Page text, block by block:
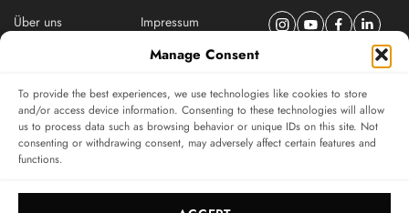
Manage Consent
To provide the best experiences, we use technologies like cookies to store
and/or access device information. Consenting to these technologies will allow
us to process data such as browsing behavior or unique IDs on this site. Not
consenting or withdrawing consent, may adversely affect certain features and
functions.
Über uns
Impressum
Datenschutzerklärung
ABONNIEREN SIE DEN SWISSWATCHES NEWSLETTER
Das unabhängige Magazin für Uhren-Connaisseurs
SUBSCRIBE